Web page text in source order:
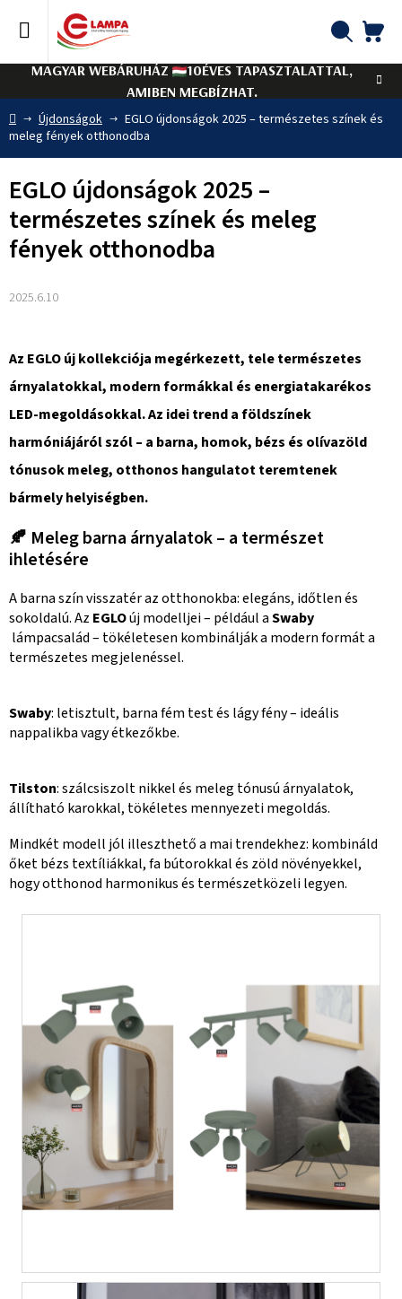
tartalomhoz
MAGYAR WEBÁRUHÁZ
10ÉVES TAPASZTALATTAL,
AMIBEN MEGBÍZHAT.
Kezdőlap
Újdonságok
EGLO újdonságok 2025 – természetes színek és
meleg fények otthonodba
EGLO újdonságok 2025 –
természetes színek és meleg
fények otthonodba
2025.6.10
Az EGLO új kollekciója megérkezett, tele természetes
árnyalatokkal, modern formákkal és energiatakarékos
LED-megoldásokkal. Az idei trend a földszínek
harmóniájáról szól – a barna, homok, bézs és olívazöld
tónusok meleg, otthonos hangulatot teremtenek
bármely helyiségben.
🍂 Meleg barna árnyalatok – a természet
ihletésére
A barna szín visszatér az otthonokba: elegáns, időtlen és
sokoldalú. Az EGLOúj modelljei – például aSwaby
lámpacsalád – tökéletesen kombinálják a modern formát a
természetes megjelenéssel.
Swaby: letisztult, barna fém test és lágy fény – ideális
nappalikba vagy étkezőkbe.
Tilston: szálcsiszolt nikkel és meleg tónusú árnyalatok,
állítható karokkal, tökéletes mennyezeti megoldás.
Mindkét modell jól illeszthető a mai trendekhez: kombináld
őket bézs textíliákkal, fa bútorokkal és zöld növényekkel,
hogy otthonod harmonikus és természetközeli legyen.